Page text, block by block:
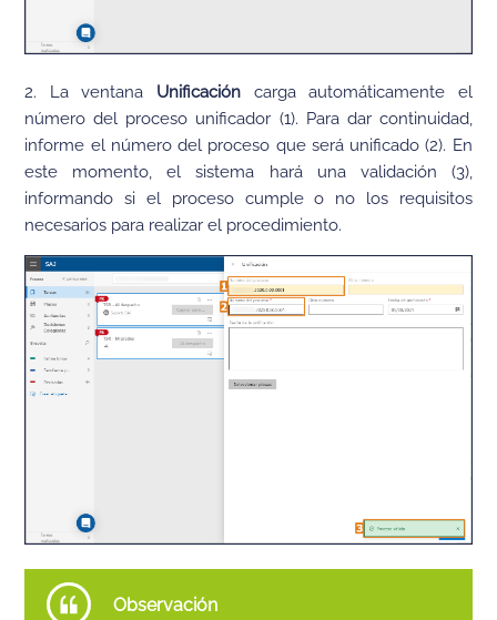
2. La ventana Unificación carga automáticamente el
número del proceso unificador (1). Para dar continuidad,
informe el número del proceso que será unificado (2). En
este momento, el sistema hará una validación (3),
informando si el proceso cumple o no los requisitos
necesarios para realizar el procedimiento.
Observación